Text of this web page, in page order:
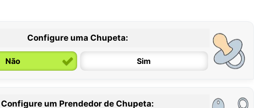
Configure uma Chupeta:
Não Sim
Configure um Prendedor de Chupeta: